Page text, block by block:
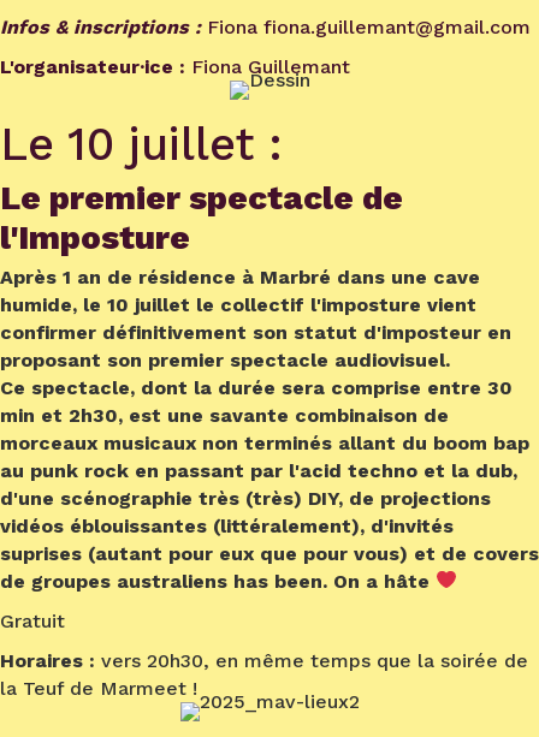
Infos & inscriptions : Fiona fiona.guillemant@gmail.com
L'organisateur·ice : Fiona Guillemant
Le 10 juillet :
Le premier spectacle de
l'Imposture
Après 1 an de résidence à Marbré dans une cave
humide, le 10 juillet le collectif l'imposture vient
confirmer définitivement son statut d'imposteur en
proposant son premier spectacle audiovisuel.
Ce spectacle, dont la durée sera comprise entre 30
min et 2h30, est une savante combinaison de
morceaux musicaux non terminés allant du boom bap
au punk rock en passant par l'acid techno et la dub,
d'une scénographie très (très) DIY, de projections
vidéos éblouissantes (littéralement), d'invités
suprises (autant pour eux que pour vous) et de covers
de groupes australiens has been. On a hâte
Gratuit
Horaires : vers 20h30, en même temps que la soirée de
la Teuf de Marmeet !